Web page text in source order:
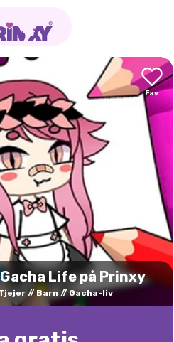
Life på Prinxy
Barn Gacha-liv